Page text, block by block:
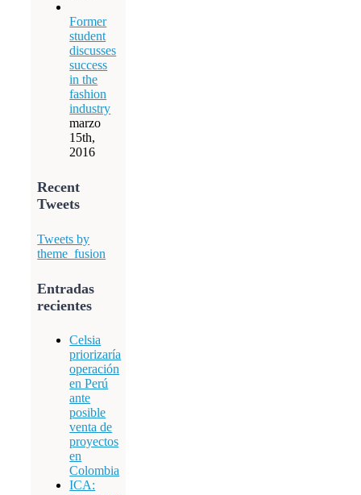
Former
student
discusses
success
in the
fashion
industry
marzo
15th,
2016
Recent
Tweets
Tweets by
theme_fusion
Entradas
recientes
Celsia
priorizaría
operación
en Perú
ante
posible
venta de
proyectos
en
Colombia
ICA: